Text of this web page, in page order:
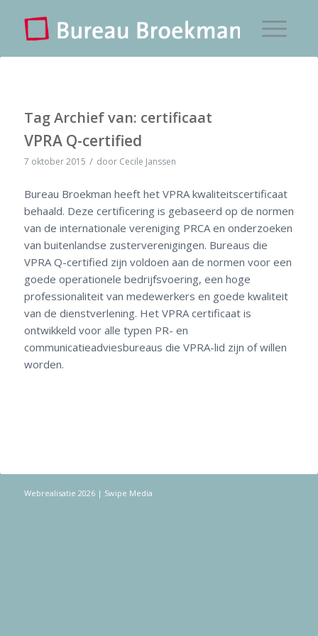
Tag Archief van: certificaat
VPRA Q-certified
7 oktober 2015 / door Cecile Janssen
Bureau Broekman heeft het VPRA kwaliteitscertificaat
behaald. Deze certificering is gebaseerd op de normen
van de internationale vereniging PRCA en onderzoeken
van buitenlandse zusterverenigingen. Bureaus die
VPRA Q-certified zijn voldoen aan de normen voor een
goede operationele bedrijfsvoering, een hoge
professionaliteit van medewerkers en goede kwaliteit
van de dienstverlening. Het VPRA certificaat is
ontwikkeld voor alle typen PR- en
communicatieadviesbureaus die VPRA-lid zijn of willen
worden.
Webrealisatie 2026 | Swipe Media